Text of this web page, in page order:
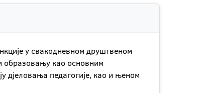
у свакодневном друштвеном
образовању као основним
дјеловања педагогије, као и њеном